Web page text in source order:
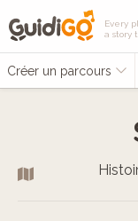
Every
a story
Créer un parcours